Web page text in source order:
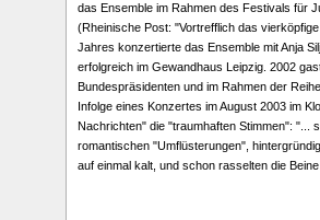
das Ensemble im Rahmen des Festivals für
(Rheinische Post: "Vortrefflich das
Jahres konzertierte das Ensemble mit Anja
erfolgreich im Gewandhaus Leipzig. 2002
Bundespräsidenten und im Rahmen der
Infolge eines Konzertes im August 2003 im
Nachrichten" die "traumhaften Stimmen": "...
romantischen "Umflüsterungen",
auf einmal kalt, und schon rasselten die